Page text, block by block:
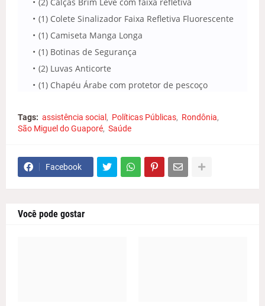
(1) Colete Sinalizador Faixa Refletiva Fluorescente
(1) Camiseta Manga Longa
(1) Botinas de Segurança
(2) Luvas Anticorte
(1) Chapéu Árabe com protetor de pescoço
Tags: assistência social Políticas Públicas
Rondônia
São Miguel do Guaporé Saúde
Facebook
Você pode gostar